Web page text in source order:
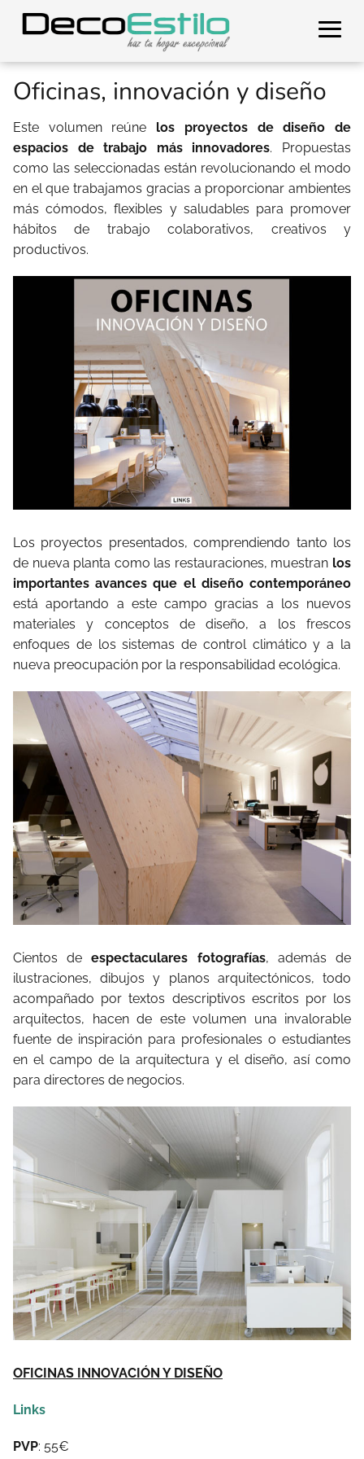
Oficinas, innovación y diseño
Este volumen reúne los proyectos de diseño de
espacios de trabajo más innovadores. Propuestas
como las seleccionadas están revolucionando el modo
en el que trabajamos gracias a proporcionar ambientes
más cómodos, flexibles y saludables para promover
hábitos de trabajo colaborativos, creativos y
productivos.
Los proyectos presentados, comprendiendo tanto los
de nueva planta como las restauraciones, muestran los
importantes avances que el diseño contemporáneo
está aportando a este campo gracias a los nuevos
materiales y conceptos de diseño, a los frescos
enfoques de los sistemas de control climático y a la
nueva preocupación por la responsabilidad ecológica.
Cientos deespectaculares fotografías, además de
ilustraciones, dibujos y planos arquitectónicos, todo
acompañado por textos descriptivos escritos por los
arquitectos, hacen de este volumen una invalorable
fuente de inspiración para profesionales o estudiantes
en el campo de la arquitectura y el diseño, así como
para directores de negocios.
OFICINAS INNOVACIÓN Y DISEÑO
Links
PVP: 55€